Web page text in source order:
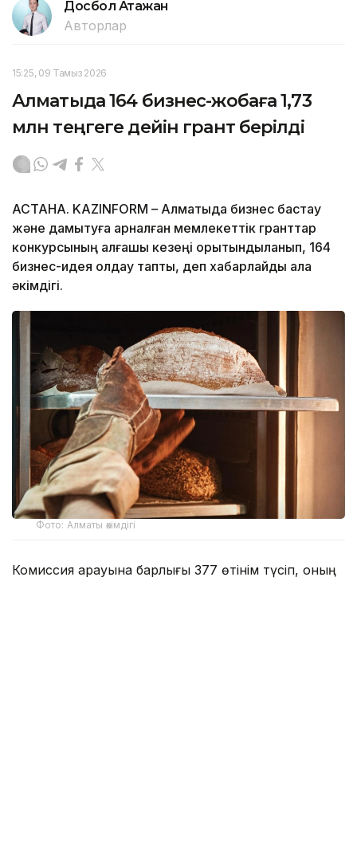
Досбол Атажан
Авторлар
15:25, 09 Тамыз 2026
Алматыда 164 бизнес-жобаға 1,73
млн теңгеге дейін грант берілді
АСТАНА. KAZINFORM – Алматыда бизнес бастау
және дамытуға арналған мемлекеттік гранттар
конкурсының алғашқы кезеңі қорытындыланып, 164
бизнес-идея қолдау тапты, деп хабарлайды қала
әкімдігі.
Фото: Алматы әкімдігі
Комиссия қарауына барлығы 377 өтінім түсіп, оның